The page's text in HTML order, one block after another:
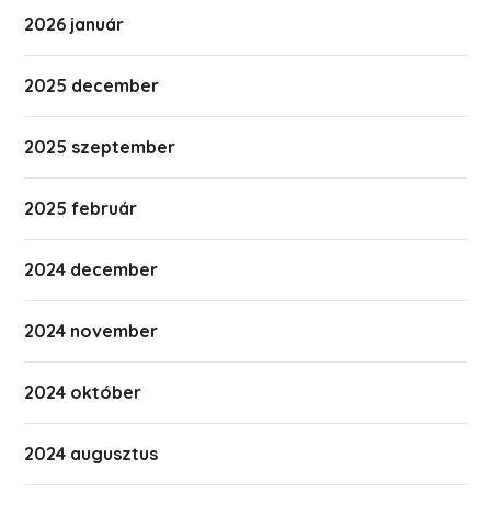
2026 január
2025 december
2025 szeptember
2025 február
2024 december
2024 november
2024 október
2024 augusztus